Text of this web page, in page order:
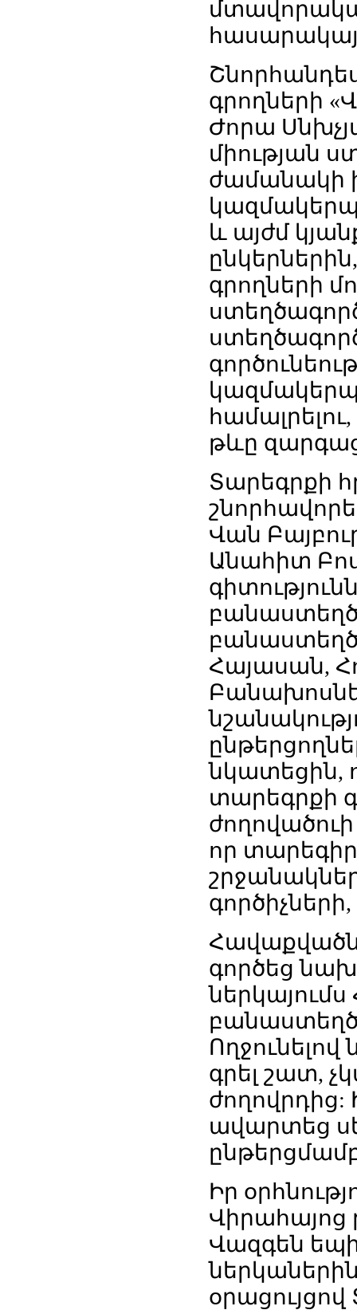
գրողների
Ժորա
միության
ժամանակի
և այժմ
գրողների
թևը
Տարեգրքի
Վան
Անահիտ
Հայասան,
նկատեցին,
տարեգրքի
որ
գործեց
բանաստեղծ
գրել շատ,
ավարտեց
Իր
Վիրահայոց
Վազգեն